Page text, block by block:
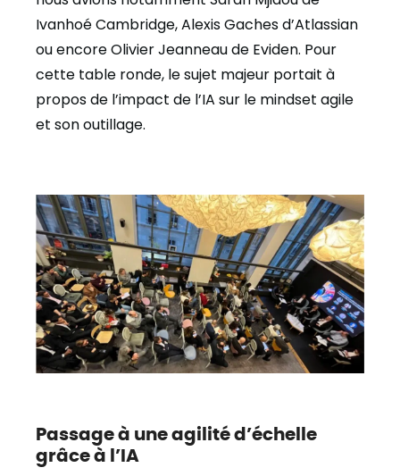
Ivanhoé Cambridge, Alexis Gaches d’Atlassian
ou encore Olivier Jeanneau de Eviden. Pour
cette table ronde, le sujet majeur portait à
propos de l’impact de l’IA sur le mindset agile
et son outillage.
Passage à une agilité d’échelle
grâce à l’IA